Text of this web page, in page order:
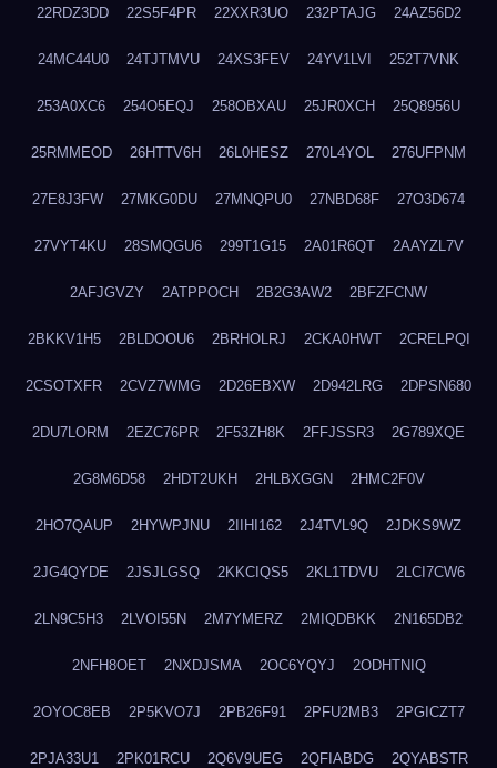
22RDZ3DD 22S5F4PR 22XXR3UO 232PTAJG 24AZ56D2
24MC44U0 24TJTMVU 24XS3FEV 24YV1LVI 252T7VNK
253A0XC6 254O5EQJ 258OBXAU 25JR0XCH 25Q8956U
25RMMEOD 26HTTV6H 26L0HESZ 270L4YOL 276UFPNM
27E8J3FW 27MKG0DU 27MNQPU0 27NBD68F 27O3D674
27VYT4KU 28SMQGU6 299T1G15 2A01R6QT 2AAYZL7V
2AFJGVZY 2ATPPOCH 2B2G3AW2 2BFZFCNW
2BKKV1H5 2BLDOOU6 2BRHOLRJ 2CKA0HWT 2CRELPQI
2CSOTXFR 2CVZ7WMG 2D26EBXW 2D942LRG 2DPSN680
2DU7LORM 2EZC76PR 2F53ZH8K 2FFJSSR3 2G789XQE
2G8M6D58 2HDT2UKH 2HLBXGGN 2HMC2F0V
2HO7QAUP 2HYWPJNU 2IIHI162 2J4TVL9Q 2JDKS9WZ
2JG4QYDE 2JSJLGSQ 2KKCIQS5 2KL1TDVU 2LCI7CW6
2LN9C5H3 2LVOI55N 2M7YMERZ 2MIQDBKK 2N165DB2
2NFH8OET 2NXDJSMA 2OC6YQYJ 2ODHTNIQ
2OYOC8EB 2P5KVO7J 2PB26F91 2PFU2MB3 2PGICZT7
2PJA33U1 2PK01RCU 2Q6V9UEG 2QFIABDG 2QYABSTR